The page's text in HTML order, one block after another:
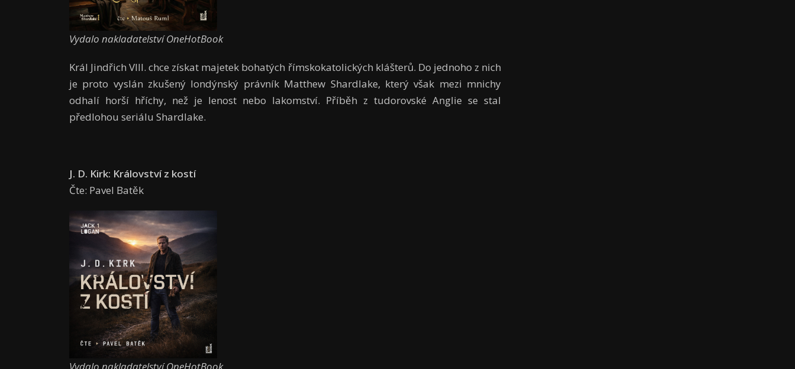
Vydalo nakladatelství OneHotBook
Král Jindřich VIII. chce získat majetek bohatých římskokatolických klášterů. Do jednoho z nich
je proto vyslán zkušený londýnský právník Matthew Shardlake, který však mezi mnichy
odhalí horší hříchy, než je lenost nebo lakomství. Příběh z tudorovské Anglie se stal
předlohou seriálu Shardlake.
J. D. Kirk: Království z kostí
Čte: Pavel Batěk